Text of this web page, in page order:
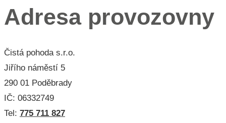
Adresa provozovny
Čistá pohoda s.r.o.
Jiřího náměstí 5
290 01 Poděbrady
IČ: 06332749
Tel: 775 711 827